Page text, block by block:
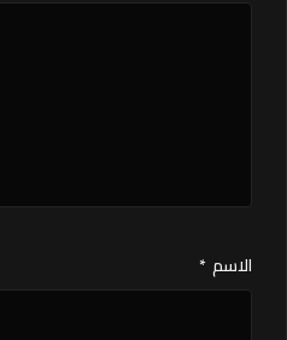
الاسم *